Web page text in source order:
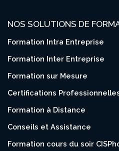
NOS SOLUTIONS DE
Formation Intra Entreprise
Formation Inter Entreprise
Formation sur Mesure
Certifications
Formation à Distance
Conseils et Assistance
Formation cours du soir